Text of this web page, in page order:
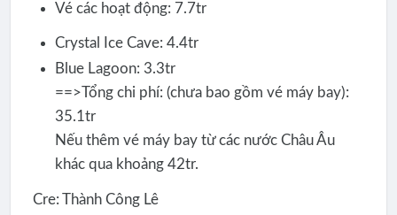
Vé các hoạt động: 7.7tr
Crystal Ice Cave: 4.4tr
Blue Lagoon: 3.3tr
==>Tổng chi phí: (chưa bao gồm vé máy bay):
35.1tr
Nếu thêm vé máy bay từ các nước Châu Âu
khác qua khoảng 42tr.
Cre: Thành Công Lê